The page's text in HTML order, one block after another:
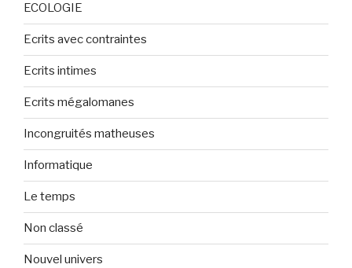
ECOLOGIE
Ecrits avec contraintes
Ecrits intimes
Ecrits mégalomanes
Incongruités matheuses
Informatique
Le temps
Non classé
Nouvel univers